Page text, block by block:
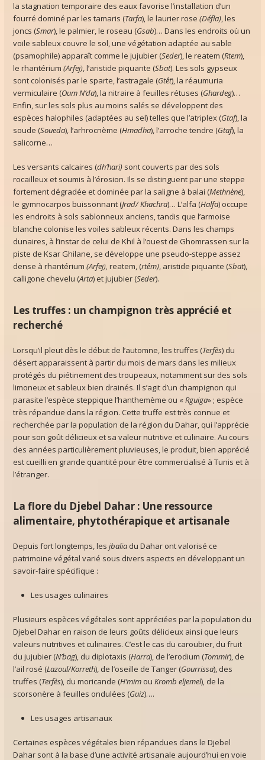
la stagnation temporaire des eaux favorise l’installation d’un
fourré dominé par les tamaris (Tarfa), le laurier rose(Défla), les
joncs (Smar), le palmier, le roseau (Gsab)… Dans les endroits où un
voile sableux couvre le sol, une végétation adaptée au sable
(psamophile) apparaît comme le jujubier (Seder), le reatem (Rtem),
le rhantérium(Arfej), l’aristide piquante (Sbat). Les sols gypseux
sont colonisés par le sparte, l’astragale (Gtêt), la réaumuria
vermiculaire (Oum N’da), la nitraire à feuilles rétuses (Ghardeg)…
Enfin, sur les sols plus au moins salés se développent des
espèces halophiles (adaptées au sel) telles que l’atriplex (Gtaf), la
soude (Soueda), l’arhrocnème (Hmadha), l’arroche tendre (Gtaf), la
salicorne…
Les versants calcaires (dh’hari) sont couverts par des sols
rocailleux et soumis à l’érosion. Ils se distinguent par une steppe
fortement dégradée et dominée par la saligne à balai (Methnène),
le gymnocarpos buissonnant (Jrad/ Khachra)… L’alfa (Halfa) occupe
les endroits à sols sablonneux anciens, tandis que l’armoise
blanche colonise les voiles sableux récents. Dans les champs
dunaires, à l’instar de celui de Khil à l’ouest de Ghomrassen sur la
piste de Ksar Ghilane, se développe une pseudo-steppe assez
dense à rhantérium (Arfej), reatem, (rtêm), aristide piquante (Sbat),
calligone chevelu (Arta) et jujubier (Seder).
Les truffes : un champignon très apprécié et
recherché
Lorsqu’il pleut dès le début de l’automne, les truffes (Terfès) du
désert apparaissent à partir du mois de mars dans les milieux
protégés du piétinement des troupeaux, notamment sur des sols
limoneux et sableux bien drainés. Il s’agit d’un champignon qui
parasite l’espèce steppique l’hanthemème ou «Rguiga» ; espèce
très répandue dans la région. Cette truffe est très connue et
recherchée par la population de la région du Dahar, qui l’apprécie
pour son goût délicieux et sa valeur nutritive et culinaire. Au cours
des années particulièrement pluvieuses, le produit, bien apprécié
est cueilli en grande quantité pour être commercialisé à Tunis et à
l’étranger.
La flore du Djebel Dahar : Une ressource
alimentaire, phytothérapique et artisanale
Depuis fort longtemps, lesjbalia du Dahar ont valorisé ce
patrimoine végétal varié sous divers aspects en développant un
savoir-faire spécifique :
Les usages culinaires
Plusieurs espèces végétales sont appréciées par la population du
Djebel Dahar en raison de leurs goûts délicieux ainsi que leurs
valeurs nutritives et culinaires. C’est le cas du caroubier, du fruit
du jujubier (N’bag), du diplotaxis (Harra), de l’erodium (Tommir), de
l’ail rosé (Lazoul/Korreth), de l’oseille de Tanger (Gourrissa), des
truffes (Terfès), du moricande (H’mim ouKromb eljemel), de la
scorsonère à feuilles ondulées (Guiz)….
Les usages artisanaux
Certaines espèces végétales bien répandues dans le Djebel
Dahar sont à la base d’une activité artisanale aujourd’hui en voie